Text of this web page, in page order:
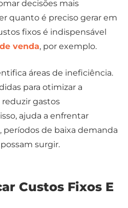
decisões mais
quanto é preciso gerar em
fixos é indispensável
venda, por exemplo.
áreas de ineficiência.
para otimizar a
reduzir gastos
ajuda a enfrentar
de baixa demanda
surgir.
Custos Fixos E